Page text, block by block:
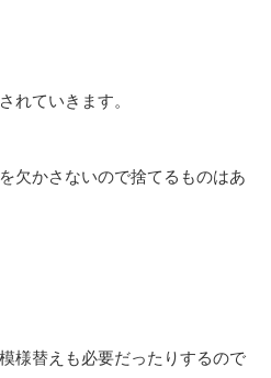
れていきます。
欠かさないので捨てるものはあ
様替えも必要だったりするので